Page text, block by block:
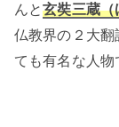
んと玄奘三蔵（
仏教界の２大翻
ても有名な人物